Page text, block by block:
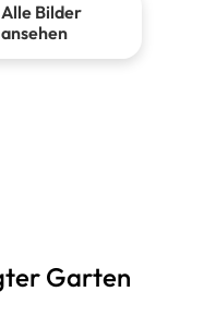
Alle Bilder
ansehen
Garten